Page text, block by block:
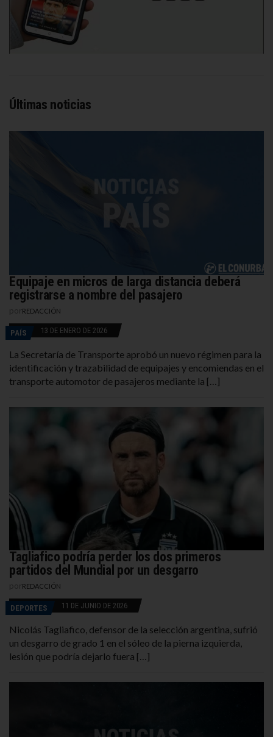
Últimas noticias
Equipaje en micros de larga distancia deberá
registrarse a nombre del pasajero
REDACCIÓN
PAÍS 13 DE ENERO DE 2026
La Secretaría de Transporte aprobó un nuevo régimen para la
identificación y trazabilidad de equipajes y encomiendas en el
transporte automotor de pasajeros mediante la […]
Tagliafico podría perder los dos primeros
partidos del Mundial por un desgarro
REDACCIÓN
DEPORTES 11 DE JUNIO DE 2026
Nicolás Tagliafico, defensor de la selección argentina, sufrió
un desgarro de grado 1 en el sóleo de la pierna izquierda,
lesión que podría dejarlo fuera […]